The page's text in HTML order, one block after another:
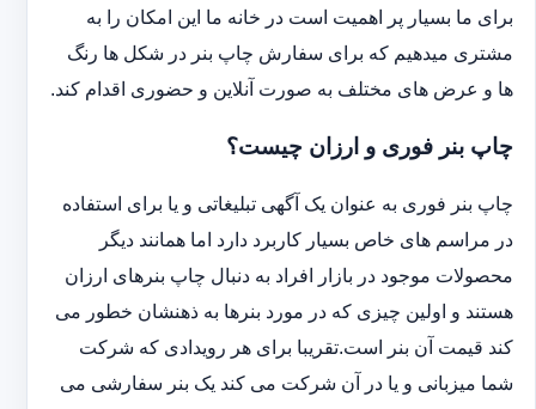
برای ما بسیار پر اهمیت است در خانه ما این امکان را به
مشتری میدهیم که برای سفارش چاپ بنر در شکل ها رنگ
ها و عرض های مختلف به صورت آنلاین و حضوری اقدام کند.
چاپ بنر فوری و ارزان چیست؟
چاپ بنر فوری به عنوان یک آگهی تبلیغاتی و یا برای استفاده
در مراسم های خاص بسیار کاربرد دارد اما همانند دیگر
محصولات موجود در بازار افراد به دنبال چاپ بنرهای ارزان
هستند و اولین چیزی که در مورد بنرها به ذهنشان خطور می
کند قیمت آن بنر است.تقریبا برای هر رویدادی که شرکت
شما میزبانی و یا در آن شرکت می کند یک بنر سفارشی می